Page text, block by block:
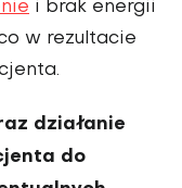
i brak energii
w rezultacie
działanie
do